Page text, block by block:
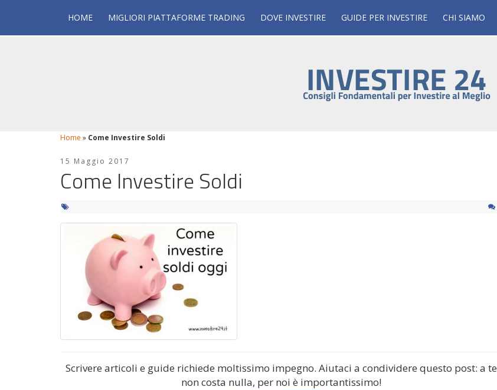
HOME MIGLIORI PIATTAFORME TRADING DOVE INVESTIRE GUIDE PER INVESTIRE CHI SIAMO
Home » Come Investire Soldi
15 Maggio 2017
Come Investire Soldi
Scrivere articoli e guide richiede moltissimo impegno. Aiutaci a condividere questo post: a te
non costa nulla, per noi è importantissimo!